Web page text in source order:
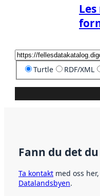
Turtle RDF/XML
Fann du det
Ta kontakt med oss
Datalandsbyen.